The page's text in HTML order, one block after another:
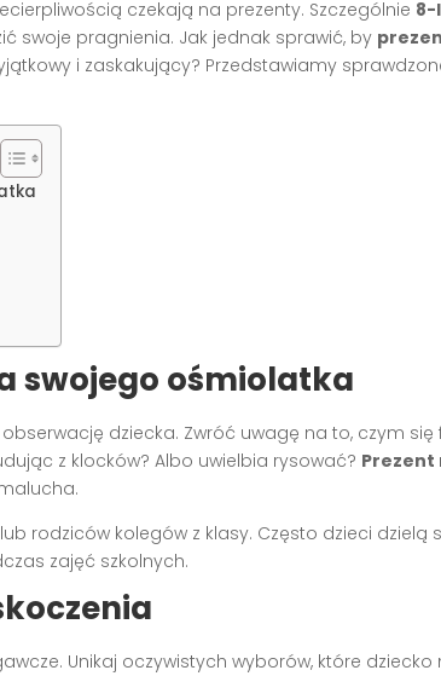
czekają na prezenty. Szczególnie
swoje pragnienia. Jak jednak sprawić, by
i zaskakujący? Przedstawiamy
swojego ośmiolatka
dziecka. Zwróć uwagę na to, czym się
z klocków? Albo uwielbia rysować? Prezent
rodziców kolegów z klasy. Często dzieci dzielą
zajęć szkolnych.
Unikaj oczywistych wyborów, które dziecko